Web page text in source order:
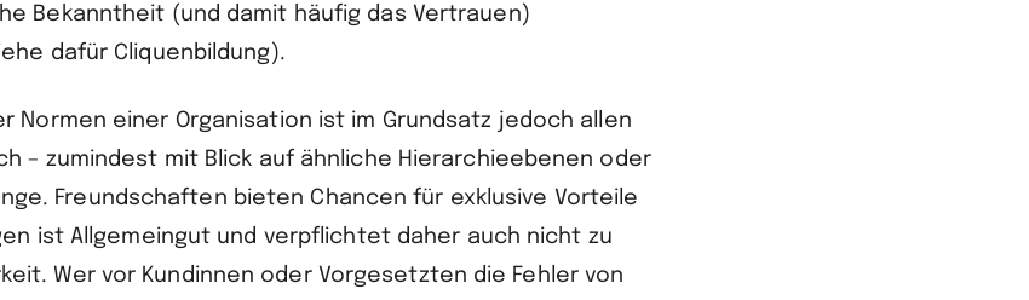
Bekanntheit (und damit häufig das Vertrauen)
dafür Cliquenbildung).
Normen einer Organisation ist im Grundsatz jedoch allen
– zumindest mit Blick auf ähnliche Hierarchieebenen oder
Freundschaften bieten Chancen für exklusive Vorteile
ist Allgemeingut und verpflichtet daher auch nicht zu
Wer vor Kundinnen oder Vorgesetzten die Fehler von